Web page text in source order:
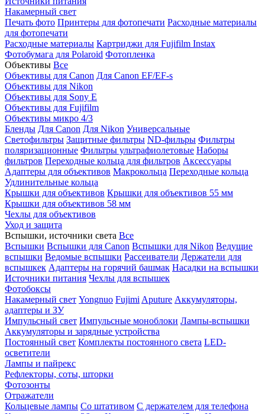
Накамерный свет
Печать фото Принтеры для фотопечати Расходные материалы
для фотопечати
Расходные материалы Картриджи для Fujifilm Instax
Фотобумага для Polaroid Фотопленка
Объективы Все
Объективы для Canon Для Canon EF/EF-s
Объективы для Nikon
Объективы для Sony E
Объективы для Fujifilm
Объективы микро 4/3
Бленды Для Canon Для Nikon Универсальные
Светофильтры Защитные фильтры ND-фильры Фильтры
поляризационные Фильтры ультрафиолетовые Наборы
фильтров Переходные кольца для фильтров Аксессуары
Адаптеры для объективов Макрокольца Переходные кольца
Удлинительные кольца
Крышки для объективов Крышки для объективов 55 мм
Крышки для объективов 58 мм
Чехлы для объективов
Уход и защита
Вспышки, источники света Все
Вспышки Вспышки для Canon Вспышки для Nikon Ведущие
вспышки Ведомые вспышки Рассеиватели Держатели для
вспышкек Адаптеры на горячий башмак Насадки на вспышки
Источники питания Чехлы для вспышек
Фотобоксы
Накамерный свет Yongnuo Fujimi Aputure Аккумуляторы,
адаптеры и ЗУ
Импульсный свет Импульсные моноблоки Лампы-вспышки
Аккумуляторы и зарядные устройства
Постоянный свет Комплекты постоянного света LED-
осветители
Лампы и пайрекс
Рефлекторы, соты, шторки
Фотозонты
Отражатели
Кольцевые лампы Со штативом С держателем для телефона